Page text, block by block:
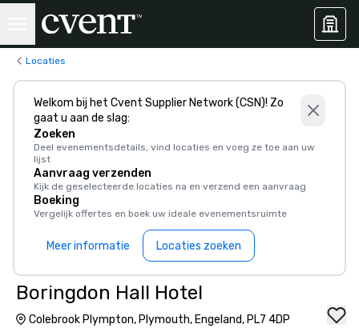
Locaties
Welkom bij het Cvent Supplier Network (CSN)! Zo
gaat u aan de slag:
Zoeken
Deel evenementsdetails, vind locaties en voeg ze toe aan uw
lijst
Aanvraag verzenden
Kijk de geselecteerde locaties na en verzend een aanvraag
Boeking
Vergelijk offertes en boek uw ideale evenementsruimte
Meer informatie Locaties zoeken
Boringdon Hall Hotel
Colebrook Plympton, Plymouth, Engeland, PL7 4DP